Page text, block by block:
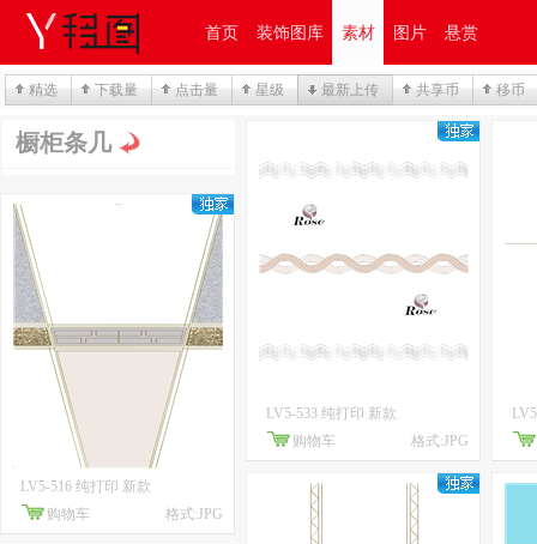
首页 装饰图库 素材 图片 悬赏
精选 下载量 点击量 星级 最新上传 共享币 移币
橱柜条几
LV5-516 纯打印 新款
购物车
格式:JPG
LV5-533 纯打印 新款
购物车
格式:JPG